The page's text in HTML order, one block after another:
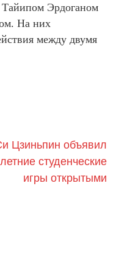
Тайипом Эрдоганом
На них
между двумя
Цзиньпин объявил
летние студенческие
игры открытыми